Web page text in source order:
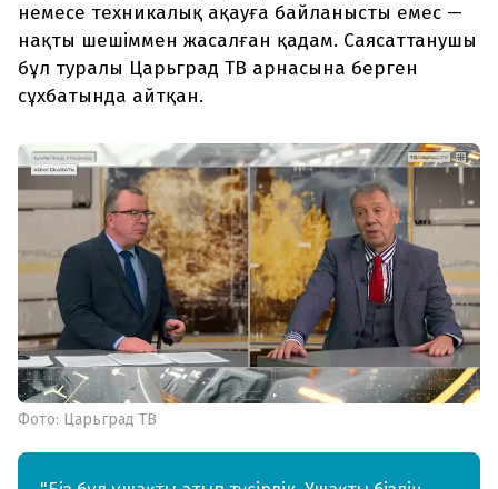
немесе техникалық ақауға байланысты емес —
нақты шешіммен жасалған қадам. Саясаттанушы
бұл туралы Царьград ТВ арнасына берген
сұхбатында айтқан.
Фото: Царьград ТВ